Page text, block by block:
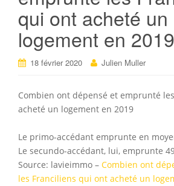
qui ont acheté un
logement en 2019
18 février 2020 Julien Muller
Combien ont dépensé et emprunté
acheté un logement en 2019
Le primo-accédant emprunte en
Le secundo-accédant, lui, emprunte
Source: lavieimmo – Combien ont
les Franciliens qui ont acheté un